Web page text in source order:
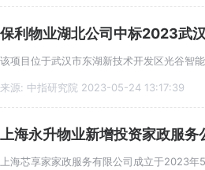
保利物业湖北公司中标2023武
该项目位于武汉市东湖新技术开发区光谷智
来源: 中指研究院 2023-05-24 13:17:39
上海永升物业新增投资家政服务
上海芯享家家政服务有限公司成立于2023